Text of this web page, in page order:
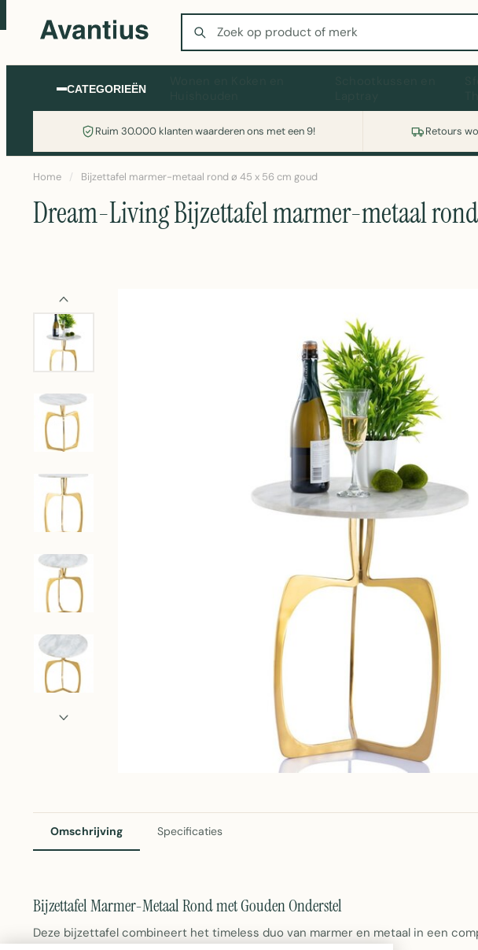
Zoeken
CATEGORIEËN
Ruim 30.000 klanten waarderen ons met een 9! Retours
Wasmachine of koelkast
Home / Bijzettafel marmer-metaal rond ø 45 x 56 cm goud
Dream-Living Bijzettafel marmer-metaal rond
Omschrijving Specificaties
Bijzettafel Marmer-Metaal Rond met Gouden Onderstel
Deze bijzettafel combineert het timeless duo van marmer en metaal in een